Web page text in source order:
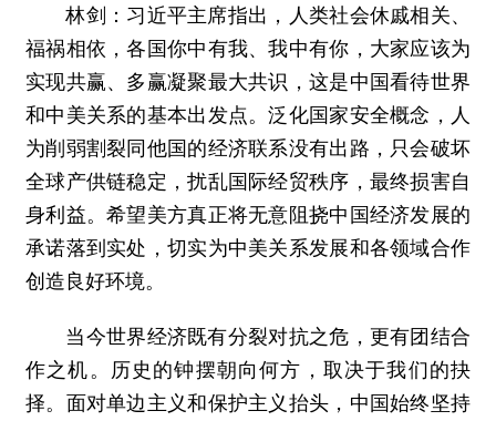
林剑：习近平主席指出，人类社会休戚相关、
福祸相依，各国你中有我、我中有你，大家应该为
实现共赢、多赢凝聚最大共识，这是中国看待世界
和中美关系的基本出发点。泛化国家安全概念，人
为削弱割裂同他国的经济联系没有出路，只会破坏
全球产供链稳定，扰乱国际经贸秩序，最终损害自
身利益。希望美方真正将无意阻挠中国经济发展的
承诺落到实处，切实为中美关系发展和各领域合作
创造良好环境。
当今世界经济既有分裂对抗之危，更有团结合
作之机。历史的钟摆朝向何方，取决于我们的抉
择。面对单边主义和保护主义抬头，中国始终坚持